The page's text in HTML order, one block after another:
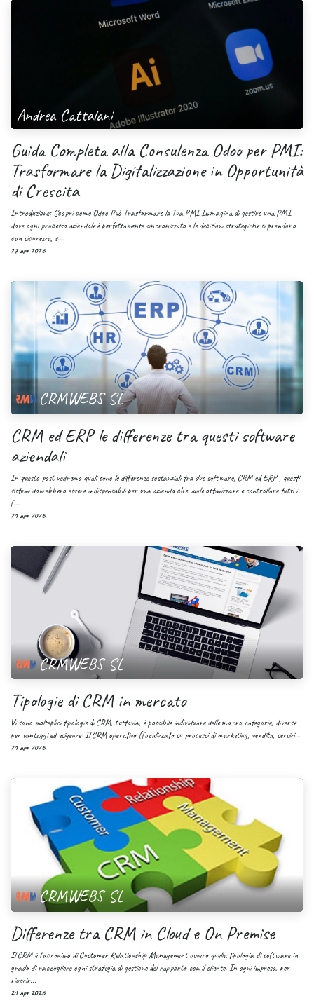
Andrea Cattalani
Guida Completa alla Consulenza Odoo per PMI:
Trasformare la Digitalizzazione in Opportunità
di Crescita
Introduzione: Scopri come Odoo Può Trasformare la Tua PMI Immagina di gestire una PMI
dove ogni processo aziendale è perfettamente sincronizzato e le decisioni strategiche si prendono
con sicurezza, s...
27 apr 2026
CRMWEBS SL
CRM ed ERP le differenze tra questi software
aziendali
In questo post vedremo quali sono le differenze sostanziali tra due software, CRM ed ERP , questi
sistemi dovrebbero essere indispensabili per una azienda che vuole ottimizzare e controllare tutti i
f...
21 apr 2026
CRMWEBS SL
Tipologie di CRM in mercato
Vi sono molteplici tipologie di CRM, tuttavia, è possibile individuare delle macro categorie, diverse
per vantaggi ed esigenze: Il CRM operativo (focalizzato su processi di marketing, vendita, servizi...
21 apr 2026
CRMWEBS SL
Differenze tra CRM in Cloud e On Premise
Il CRM è l’acronimo di Customer Relationship Management ovvero quella tipologia di software in
grado di raccogliere ogni strategia di gestione del rapporto con il cliente. In ogni impresa, per
riuscir...
21 apr 2026